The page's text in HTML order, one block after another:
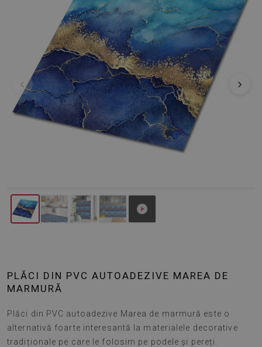
‹ ›
PLĂCI DIN PVC AUTOADEZIVE MAREA DE
MARMURĂ
Plăci din PVC autoadezive Marea de marmură este o
alternativă foarte interesantă la materialele decorative
tradiționale pe care le folosim pe podele și pereți.